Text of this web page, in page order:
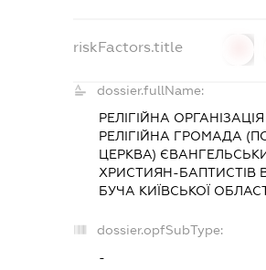
riskFactors.title
dossier.fullName:
РЕЛІГІЙНА ОРГАНІЗАЦІЯ
РЕЛІГІЙНА ГРОМАДА
ЦЕРКВА)
ХРИСТИЯН-БАПТИСТІВ
БУЧА КИЇВСЬКОЇ
dossier.opfSubType:
-